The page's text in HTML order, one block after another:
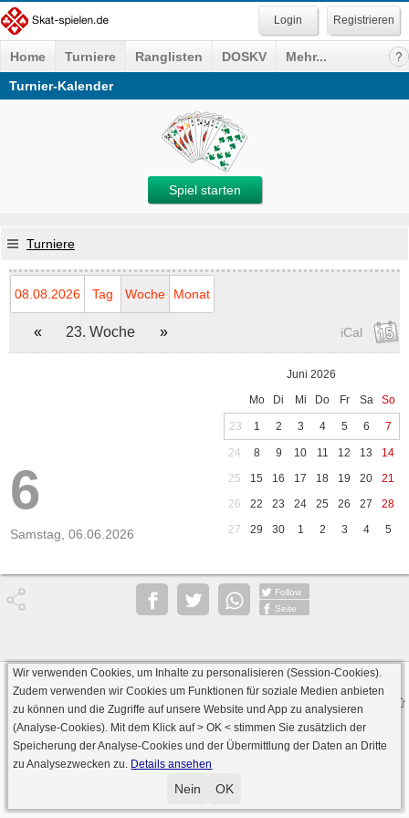
Registrieren
Home Turniere Ranglisten DOSKV
Mehr...
Turnier-Kalender
Spiel starten
Turniere
08.08.2026 Tag Woche Monat
« 23. Woche » iCal
6
Samstag, 06.06.2026
Juni 2026
Mo
Di Mi Do Fr Sa So
23 1 2 3 4 5 6 7
24 8 9 10 11 12 13
14
25
15 16 17 18 19 20
21
26
22 23 24 25 26 27
28
27
29 30 1 2 3 4 5
Follow
Seite
Datenschutz AGB
Impressum
· Serverversion: 2026 6.241 · registrierte Spieler: 501.063 ·
Online Skat Server: 142 (private Server:136)
Wir verwenden Cookies, um Inhalte zu personalisieren (Session-Cookies).
Zudem verwenden wir Cookies um Funktionen für soziale Medien anbieten
zu können und die Zugriffe auf unsere Website und App zu analysieren
(Analyse-Cookies). Mit dem Klick auf> OK < stimmen Sie zusätzlich der
Speicherung der Analyse-Cookies und der Übermittlung der Daten an Dritte
zu Analysezwecken zu. Details ansehen
Nein OK